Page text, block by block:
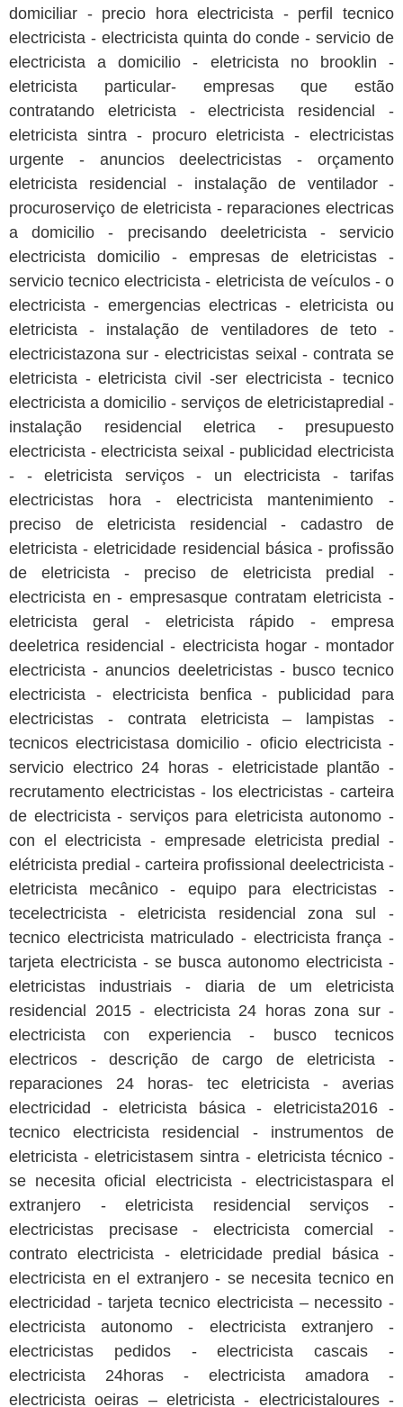
domiciliar - precio hora electricista - perfil tecnico
electricista - electricista quinta do conde - servicio de
electricista a domicilio - eletricista no brooklin -
eletricista particular- empresas que estão
contratando eletricista - electricista residencial -
eletricista sintra - procuro eletricista - electricistas
urgente - anuncios deelectricistas - orçamento
eletricista residencial - instalação de ventilador -
procuroserviço de eletricista - reparaciones electricas
a domicilio - precisando deeletricista - servicio
electricista domicilio - empresas de eletricistas -
servicio tecnico electricista - eletricista de veículos - o
electricista - emergencias electricas - eletricista ou
eletricista - instalação de ventiladores de teto -
electricistazona sur - electricistas seixal - contrata se
eletricista - eletricista civil -ser electricista - tecnico
electricista a domicilio - serviços de eletricistapredial -
instalação residencial eletrica - presupuesto
electricista - electricista seixal - publicidad electricista
- - eletricista serviços - un electricista - tarifas
electricistas hora - electricista mantenimiento -
preciso de eletricista residencial - cadastro de
eletricista - eletricidade residencial básica - profissão
de eletricista - preciso de eletricista predial -
electricista en - empresasque contratam eletricista -
eletricista geral - eletricista rápido - empresa
deeletrica residencial - electricista hogar - montador
electricista - anuncios deeletricistas - busco tecnico
electricista - electricista benfica - publicidad para
electricistas - contrata eletricista – lampistas -
tecnicos electricistasa domicilio - oficio electricista -
servicio electrico 24 horas - eletricistade plantão -
recrutamento electricistas - los electricistas - carteira
de electricista - serviços para eletricista autonomo -
con el electricista - empresade eletricista predial -
elétricista predial - carteira profissional deelectricista -
eletricista mecânico - equipo para electricistas -
tecelectricista - eletricista residencial zona sul -
tecnico electricista matriculado - electricista frança -
tarjeta electricista - se busca autonomo electricista -
eletricistas industriais - diaria de um eletricista
residencial 2015 - electricista 24 horas zona sur -
electricista con experiencia - busco tecnicos
electricos - descrição de cargo de eletricista -
reparaciones 24 horas- tec eletricista - averias
electricidad - eletricista básica - eletricista2016 -
tecnico electricista residencial - instrumentos de
eletricista - eletricistasem sintra - eletricista técnico -
se necesita oficial electricista - electricistaspara el
extranjero - eletricista residencial serviços -
electricistas precisase - electricista comercial -
contrato electricista - eletricidade predial básica -
electricista en el extranjero - se necesita tecnico en
electricidad - tarjeta tecnico electricista – necessito -
electricista autonomo - electricista extranjero -
electricistas pedidos - electricista cascais -
electricista 24horas - electricista amadora -
electricista oeiras – eletricista - electricistaloures -